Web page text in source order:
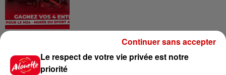
Alouette vous invite à
Futuroscope Xperiences !
Le respect de votre vie privée est notre
priorité
Continuer sans accepter